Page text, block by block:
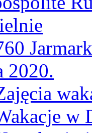
2020.
w